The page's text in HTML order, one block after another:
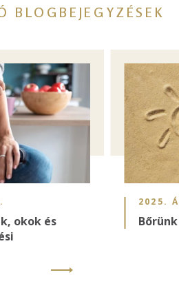
BLOGBEJEGYZÉSEK
okok és
Image
2025.